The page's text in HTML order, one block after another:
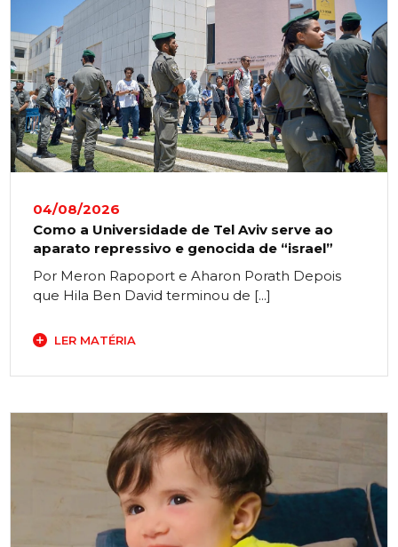
04/08/2026
Como a Universidade de Tel Aviv serve ao
aparato repressivo e genocida de “israel”
Por Meron Rapoport e Aharon Porath Depois
que Hila Ben David terminou de [...]
LER MATÉRIA